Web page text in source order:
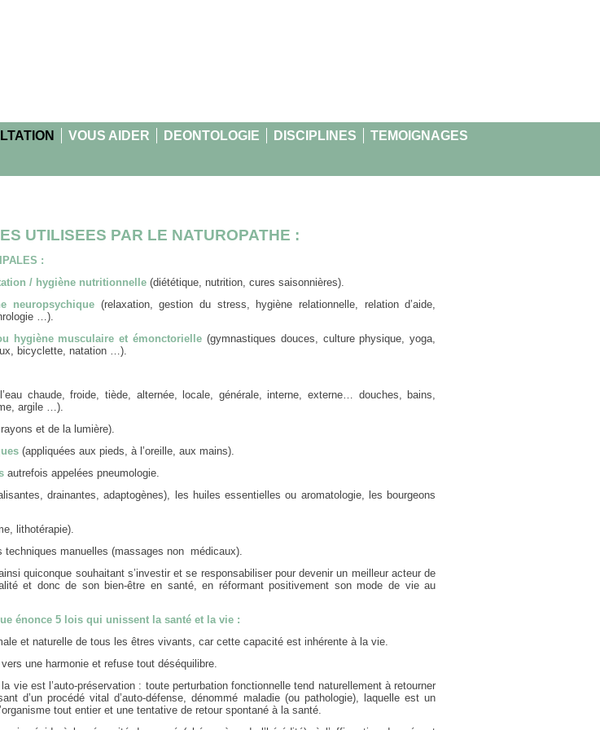
VOUS AIDER DEONTOLOGIE DISCIPLINES
TEMOIGNAGES
UTILISEES PAR LE NATUROPATHE :
:
/ hygiène nutritionnelle (diététique, nutrition, cures saisonnières).
neuropsychique(relaxation, gestion du stress, hygiène relationnelle, relation d’aide,
…).
hygiène musculaire et émonctorielle (gymnastiques douces, culture physique, yoga,
bicyclette, natation …).
chaude, froide, tiède, alternée, locale, générale, interne, externe… douches, bains,
argile …).
et de la lumière).
(appliquées aux pieds, à l’oreille, aux mains).
autrefois appelées pneumologie.
drainantes, adaptogènes), les huiles essentielles ou aromatologie, les bourgeons
lithotérapie).
techniques manuelles (massages non médicaux).
quiconque souhaitant s’investir et se responsabiliser pour devenir un meilleur acteur de
et donc de son bien-être en santé, en réformant positivement son mode de vie au
énonce 5 lois qui unissent la santé et la vie :
et naturelle de tous les êtres vivants, car cette capacité est inhérente à la vie.
une harmonie et refuse tout déséquilibre.
vie est l’auto-préservation : toute perturbation fonctionnelle tend naturellement à retourner
d’un procédé vital d’auto-défense, dénommé maladie (ou pathologie), laquelle est un
tout entier et une tentative de retour spontané à la santé.